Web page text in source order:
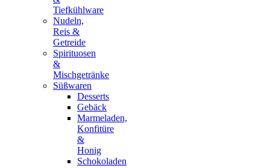
Tiefkühlware
Nudeln,
Reis &
Getreide
Spirituosen
&
Mischgetränke
Süßwaren
Desserts
Gebäck
Marmeladen,
Konfitüre
&
Honig
Schokoladen